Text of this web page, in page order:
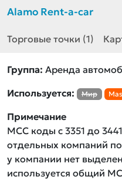
Alamo Rent-a-car
Торговые точки (1)
Группа: Аренда
Используется:
Мир
Примечание
MCC коды с 3351 до
отдельных компаний
у компании нет
используется общий